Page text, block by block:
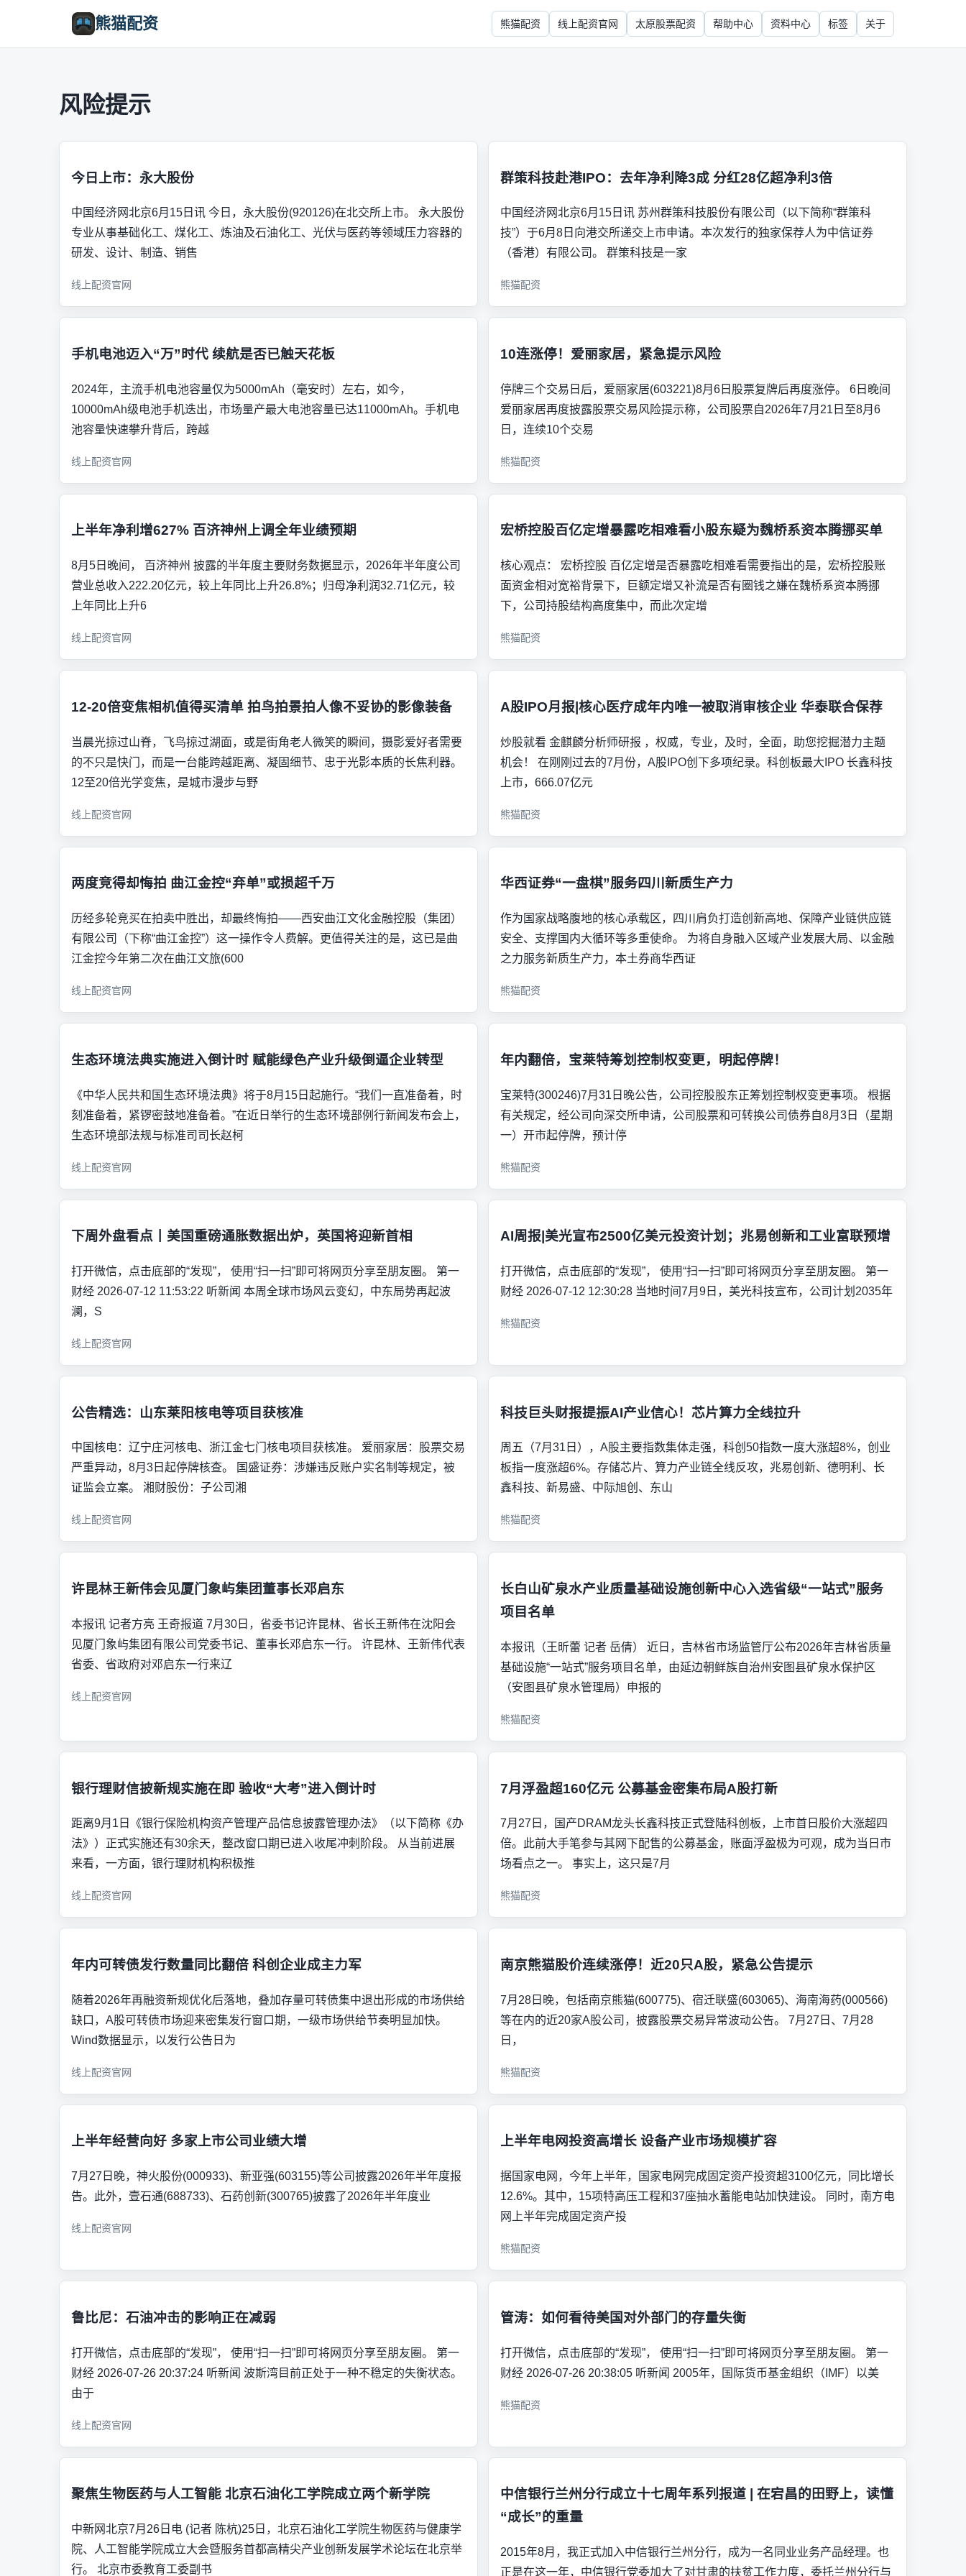
熊猫配资 熊猫配资 线上配资官网 太原股票配资 帮助中心 资料中心 标签 关于
风险提示
今日上市：永大股份
中国经济网北京6月15日讯 今日，永大股份(920126)在北交所上市。 永大股份
专业从事基础化工、煤化工、炼油及石油化工、光伏与医药等领域压力容器的
研发、设计、制造、销售
线上配资官网
群策科技赴港IPO：去年净利降3成 分红28亿超净利3倍
中国经济网北京6月15日讯 苏州群策科技股份有限公司（以下简称“群策科
技”）于6月8日向港交所递交上市申请。本次发行的独家保荐人为中信证券
（香港）有限公司。 群策科技是一家
熊猫配资
手机电池迈入“万”时代 续航是否已触天花板
2024年，主流手机电池容量仅为5000mAh（毫安时）左右，如今，
10000mAh级电池手机迭出，市场量产最大电池容量已达11000mAh。手机电
池容量快速攀升背后，跨越
线上配资官网
10连涨停！爱丽家居，紧急提示风险
停牌三个交易日后，爱丽家居(603221)8月6日股票复牌后再度涨停。 6日晚间
爱丽家居再度披露股票交易风险提示称，公司股票自2026年7月21日至8月6
日，连续10个交易
熊猫配资
上半年净利增627% 百济神州上调全年业绩预期
8月5日晚间， 百济神州 披露的半年度主要财务数据显示，2026年半年度公司
营业总收入222.20亿元，较上年同比上升26.8%；归母净利润32.71亿元，较
上年同比上升6
线上配资官网
宏桥控股百亿定增暴露吃相难看小股东疑为魏桥系资本腾挪买单
核心观点： 宏桥控股 百亿定增是否暴露吃相难看需要指出的是，宏桥控股账
面资金相对宽裕背景下，巨额定增又补流是否有圈钱之嫌在魏桥系资本腾挪
下，公司持股结构高度集中，而此次定增
熊猫配资
12-20倍变焦相机值得买清单 拍鸟拍景拍人像不妥协的影像装备
当晨光掠过山脊，飞鸟掠过湖面，或是街角老人微笑的瞬间，摄影爱好者需要
的不只是快门，而是一台能跨越距离、凝固细节、忠于光影本质的长焦利器。
12至20倍光学变焦，是城市漫步与野
线上配资官网
A股IPO月报|核心医疗成年内唯一被取消审核企业 华泰联合保荐
炒股就看 金麒麟分析师研报 ，权威，专业，及时，全面，助您挖掘潜力主题
机会！ 在刚刚过去的7月份，A股IPO创下多项纪录。科创板最大IPO 长鑫科技
上市，666.07亿元
熊猫配资
两度竞得却悔拍 曲江金控“弃单”或损超千万
历经多轮竞买在拍卖中胜出，却最终悔拍——西安曲江文化金融控股（集团）
有限公司（下称“曲江金控”）这一操作令人费解。更值得关注的是，这已是曲
江金控今年第二次在曲江文旅(600
线上配资官网
华西证券“一盘棋”服务四川新质生产力
作为国家战略腹地的核心承载区，四川肩负打造创新高地、保障产业链供应链
安全、支撑国内大循环等多重使命。 为将自身融入区域产业发展大局、以金融
之力服务新质生产力，本土券商华西证
熊猫配资
生态环境法典实施进入倒计时 赋能绿色产业升级倒逼企业转型
《中华人民共和国生态环境法典》将于8月15日起施行。“我们一直准备着，时
刻准备着，紧锣密鼓地准备着。”在近日举行的生态环境部例行新闻发布会上，
生态环境部法规与标准司司长赵柯
线上配资官网
年内翻倍，宝莱特筹划控制权变更，明起停牌！
宝莱特(300246)7月31日晚公告，公司控股股东正筹划控制权变更事项。 根据
有关规定，经公司向深交所申请，公司股票和可转换公司债券自8月3日（星期
一）开市起停牌，预计停
熊猫配资
下周外盘看点丨美国重磅通胀数据出炉，英国将迎新首相
打开微信，点击底部的“发现”， 使用“扫一扫”即可将网页分享至朋友圈。 第一
财经 2026-07-12 11:53:22 听新闻 本周全球市场风云变幻，中东局势再起波
澜，S
线上配资官网
AI周报|美光宣布2500亿美元投资计划；兆易创新和工业富联预增
打开微信，点击底部的“发现”， 使用“扫一扫”即可将网页分享至朋友圈。 第一
财经 2026-07-12 12:30:28 当地时间7月9日，美光科技宣布，公司计划2035年
熊猫配资
公告精选：山东莱阳核电等项目获核准
中国核电：辽宁庄河核电、浙江金七门核电项目获核准。 爱丽家居：股票交易
严重异动，8月3日起停牌核查。 国盛证券：涉嫌违反账户实名制等规定，被
证监会立案。 湘财股份：子公司湘
线上配资官网
科技巨头财报提振AI产业信心！芯片算力全线拉升
周五（7月31日），A股主要指数集体走强，科创50指数一度大涨超8%，创业
板指一度涨超6%。存储芯片、算力产业链全线反攻，兆易创新、德明利、长
鑫科技、新易盛、中际旭创、东山
熊猫配资
许昆林王新伟会见厦门象屿集团董事长邓启东
本报讯 记者方亮 王奇报道 7月30日，省委书记许昆林、省长王新伟在沈阳会
见厦门象屿集团有限公司党委书记、董事长邓启东一行。 许昆林、王新伟代表
省委、省政府对邓启东一行来辽
线上配资官网
长白山矿泉水产业质量基础设施创新中心入选省级“一站式”服务
项目名单
本报讯（王昕蕾 记者 岳倩） 近日，吉林省市场监管厅公布2026年吉林省质量
基础设施“一站式”服务项目名单，由延边朝鲜族自治州安图县矿泉水保护区
（安图县矿泉水管理局）申报的
熊猫配资
银行理财信披新规实施在即 验收“大考”进入倒计时
距离9月1日《银行保险机构资产管理产品信息披露管理办法》（以下简称《办
法》）正式实施还有30余天，整改窗口期已进入收尾冲刺阶段。 从当前进展
来看，一方面，银行理财机构积极推
线上配资官网
7月浮盈超160亿元 公募基金密集布局A股打新
7月27日，国产DRAM龙头长鑫科技正式登陆科创板，上市首日股价大涨超四
倍。此前大手笔参与其网下配售的公募基金，账面浮盈极为可观，成为当日市
场看点之一。 事实上，这只是7月
熊猫配资
年内可转债发行数量同比翻倍 科创企业成主力军
随着2026年再融资新规优化后落地，叠加存量可转债集中退出形成的市场供给
缺口，A股可转债市场迎来密集发行窗口期，一级市场供给节奏明显加快。
Wind数据显示，以发行公告日为
线上配资官网
南京熊猫股价连续涨停！近20只A股，紧急公告提示
7月28日晚，包括南京熊猫(600775)、宿迁联盛(603065)、海南海药(000566)
等在内的近20家A股公司，披露股票交易异常波动公告。 7月27日、7月28
日，
熊猫配资
上半年经营向好 多家上市公司业绩大增
7月27日晚，神火股份(000933)、新亚强(603155)等公司披露2026年半年度报
告。此外，壹石通(688733)、石药创新(300765)披露了2026年半年度业
线上配资官网
上半年电网投资高增长 设备产业市场规模扩容
据国家电网，今年上半年，国家电网完成固定资产投资超3100亿元，同比增长
12.6%。其中，15项特高压工程和37座抽水蓄能电站加快建设。 同时，南方电
网上半年完成固定资产投
熊猫配资
鲁比尼：石油冲击的影响正在减弱
打开微信，点击底部的“发现”， 使用“扫一扫”即可将网页分享至朋友圈。 第一
财经 2026-07-26 20:37:24 听新闻 波斯湾目前正处于一种不稳定的失衡状态。
由于
线上配资官网
管涛：如何看待美国对外部门的存量失衡
打开微信，点击底部的“发现”， 使用“扫一扫”即可将网页分享至朋友圈。 第一
财经 2026-07-26 20:38:05 听新闻 2005年，国际货币基金组织（IMF）以美
熊猫配资
聚焦生物医药与人工智能 北京石油化工学院成立两个新学院
中新网北京7月26日电 (记者 陈杭)25日，北京石油化工学院生物医药与健康学
院、人工智能学院成立大会暨服务首都高精尖产业创新发展学术论坛在北京举
行。 北京市委教育工委副书
中信银行兰州分行成立十七周年系列报道 | 在宕昌的田野上，读懂
“成长”的重量
2015年8月，我正式加入中信银行兰州分行，成为一名同业业务产品经理。也
正是在这一年，中信银行党委加大了对甘肃的扶贫工作力度，委托兰州分行与